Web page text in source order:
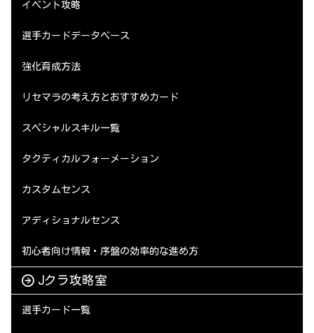
イベント攻略
選手カードデータベース
強化育成方法
リセマラの考え方とおすすめカード
スペシャルスキル一覧
タクティカルフォーメーション
カスタムセンス
アディショナルセンス
初心者向け情報・序盤の効率的な進め方
Jクラ攻略室
選手カード一覧